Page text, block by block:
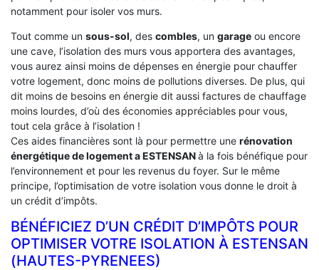
notamment pour isoler vos murs.
Tout comme un sous-sol, des combles, un garage ou encore
une cave, l’isolation des murs vous apportera des avantages,
vous aurez ainsi moins de dépenses en énergie pour chauffer
votre logement, donc moins de pollutions diverses. De plus, qui
dit moins de besoins en énergie dit aussi factures de chauffage
moins lourdes, d’où des économies appréciables pour vous,
tout cela grâce à l’isolation !
Ces aides financières sont là pour permettre une rénovation
énergétique de logement aESTENSANà la fois bénéfique pour
l’environnement et pour les revenus du foyer. Sur le même
principe, l’optimisation de votre isolation vous donne le droit à
un crédit d’impôts.
BÉNÉFICIEZ D’UN CRÉDIT D’IMPÔTS POUR
OPTIMISER VOTRE ISOLATION À ‎ESTENSAN
(HAUTES-PYRENEES)